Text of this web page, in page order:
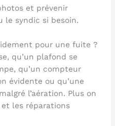
et prévenir
le syndic si besoin.
pour une fuite ?
qu’un plafond se
qu’un compteur
évidente ou qu’une
l’aération. Plus on
les réparations